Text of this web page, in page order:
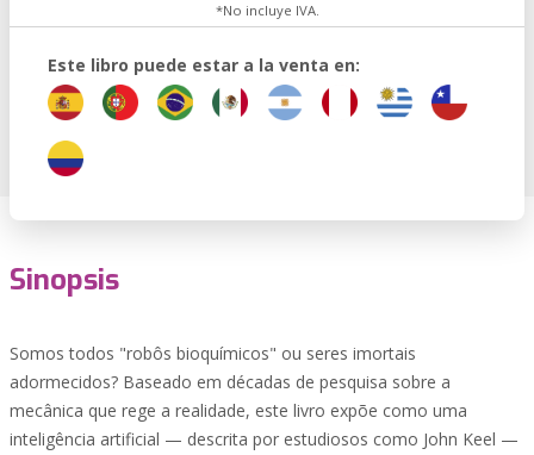
*No incluye IVA.
Este libro puede estar a la venta en:
Sinopsis
Somos todos "robôs bioquímicos" ou seres imortais
adormecidos? Baseado em décadas de pesquisa sobre a
mecânica que rege a realidade, este livro expõe como uma
inteligência artificial — descrita por estudiosos como John Keel —